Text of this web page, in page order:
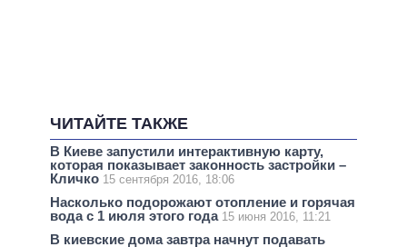
ЧИТАЙТЕ ТАКЖЕ
В Киеве запустили интерактивную карту,
которая показывает законность застройки –
Кличко 15 сентября 2016, 18:06
Насколько подорожают отопление и горячая
вода с 1 июля этого года 15 июня 2016, 11:21
В киевские дома завтра начнут подавать